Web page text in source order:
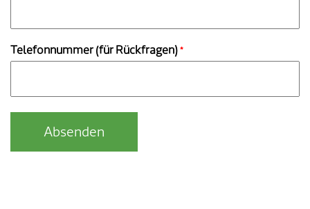
Telefonnummer (für Rückfragen)*